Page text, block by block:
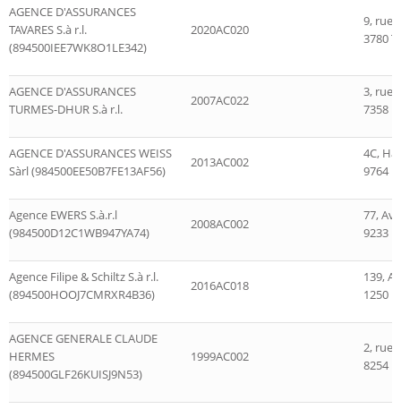
AGENCE D'ASSURANCES
TAVARES S.à r.l.
(894500IEE7WK8O1LE342)
2020AC020
9, rue
3780
AGENCE D'ASSURANCES
TURMES-DHUR S.à r.l.
2007AC022
3, rue
7358
AGENCE D'ASSURANCES WEISS
Sàrl (984500EE50B7FE13AF56)
2013AC002
4C,
9764
Agence EWERS S.à.r.l
(984500D12C1WB947YA74)
2008AC002
77,
9233
Agence Filipe & Schiltz S.à r.l.
(894500HOOJ7CMRXR4B36)
2016AC018
139,
1250
AGENCE GENERALE CLAUDE
HERMES
(894500GLF26KUISJ9N53)
1999AC002
2, rue
8254